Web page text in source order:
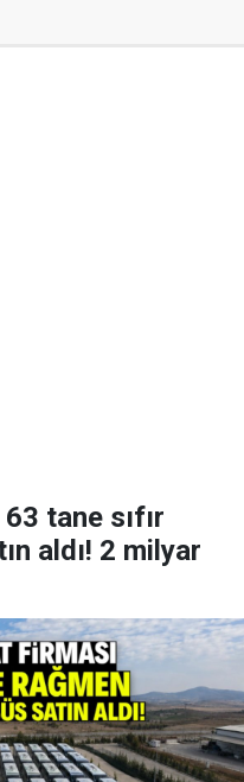
tane sıfır
aldı! 2 milyar